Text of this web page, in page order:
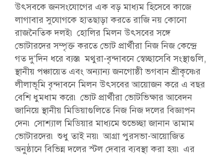
উৎসবকে জনসংযোগের এক বড় মাধ্যম হিসেবে কাজে
লাগাবার সুযোগকে হাতছাড়া করতে রাজি নয় কোনো
রাজনৈতিক দলই৷ হোলির মিলন উৎসবের সঙ্গে
ভোটারদের সম্পৃক্ত করতে ভোট প্রার্থীরা নিজ নিজ কেন্দ্রে
গত দু’দিন ধরে ব্যস্ত৷ মথুরা-বৃন্দাবনে স্বেচ্ছাসেবি সংস্থাগুলি,
স্থানীয় পঞ্চায়েত এবং অন্যান্য জনগোষ্ঠী ভগবান শ্রীকৃষ্ণের
লীলাভূমি বৃন্দাবনে মিলন উৎসবের আয়োজন করে এ বছর
বেশি ধুমধাম করে৷ ভোট প্রার্থীরা ভোটভিক্ষার আবেদন
জানিয়ে স্থানীয় মিডিয়াগুলিতে নিজ নিজ দলের বিজ্ঞাপন
দেন৷ সোশ্যাল মিডিয়ার মাধ্যমে শুভেচ্ছা জানান তামাম
ভোটারদের৷ শুধু তাই নয়৷ আগ্রা পুরসভা-আয়োজিত
অনুষ্ঠানে বিভিন্ন দলের স্টল দেবার ব্যবস্থা করা হয়৷ এর